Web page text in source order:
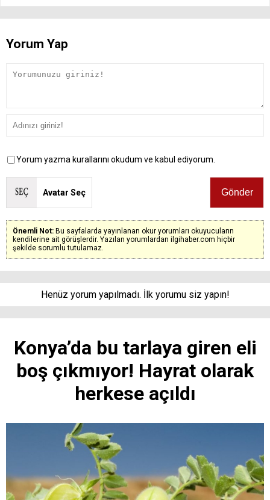
Yorum Yap
Yorum yazma kurallarını okudum ve kabul ediyorum.
Avatar Seç
Önemli Not: Bu sayfalarda yayınlanan okur yorumları okuyucuların
kendilerine ait görüşlerdir. Yazılan yorumlardan ilgihaber.com hiçbir
şekilde sorumlu tutulamaz.
Henüz yorum yapılmadı. İlk yorumu siz yapın!
Konya’da bu tarlaya giren eli
boş çıkmıyor! Hayrat olarak
herkese açıldı